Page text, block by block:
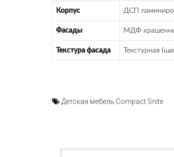
Корпус ДСП
Фасады МДФ
Текстура фасада Текстурная
Детская мебель Compact Snite